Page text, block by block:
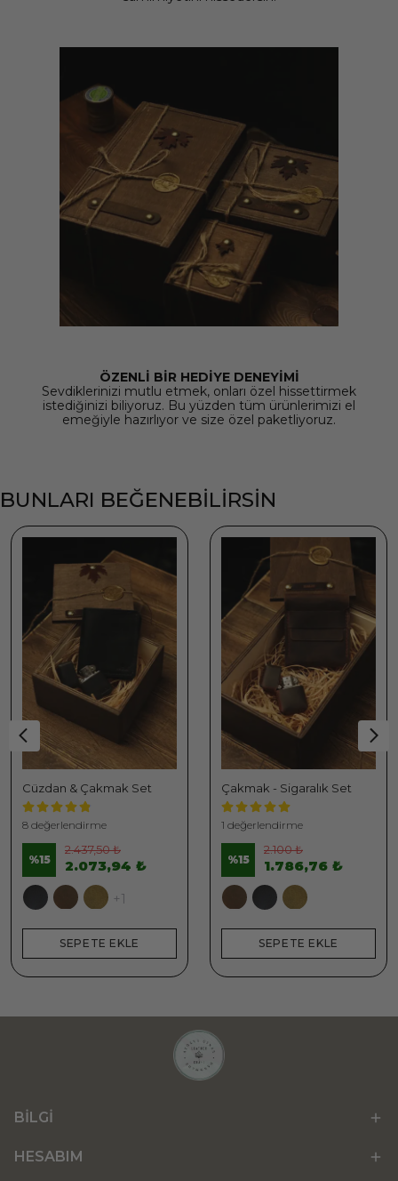
ÖZENLİ BİR HEDİYE DENEYİMİ
Sevdiklerinizi mutlu etmek, onları özel hissettirmek
istediğinizi biliyoruz. Bu yüzden tüm ürünlerimizi el
emeğiyle hazırlıyor ve size özel paketliyoruz.
BUNLARI BEĞENEBİLİRSİN
Cüzdan & Çakmak Set
8 değerlendirme
%15
2.437,50 ₺
2.073,94 ₺
+1
SEPETE EKLE
Çakmak - Sigaralık Set
1 değerlendirme
%15
2.100 ₺
1.786,76 ₺
SEPETE EKLE
BİLGİ
HESABIM